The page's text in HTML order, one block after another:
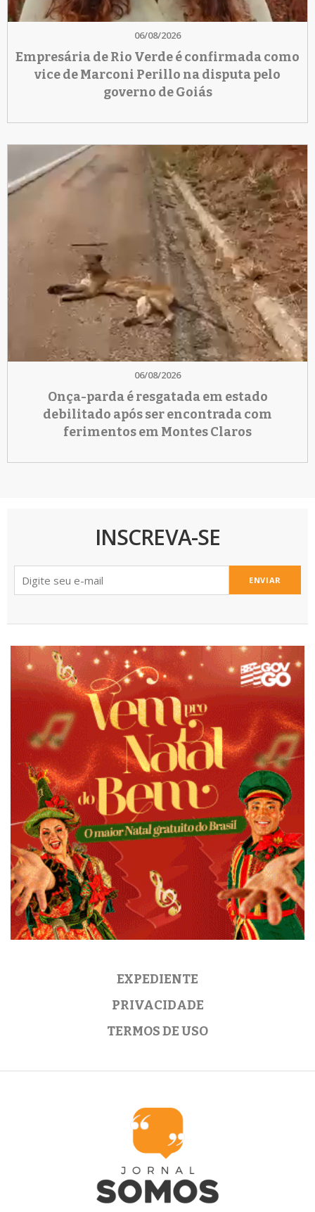
06/08/2026
Empresária de Rio Verde é confirmada como
vice de Marconi Perillo na disputa pelo
governo de Goiás
06/08/2026
Onça-parda é resgatada em estado
debilitado após ser encontrada com
ferimentos em Montes Claros
INSCREVA-SE
ENVIAR
EXPEDIENTE
PRIVACIDADE
TERMOS DE USO